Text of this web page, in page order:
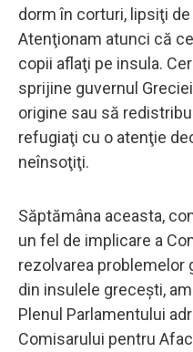
dorm în corturi, lipsiţi
Atenţionam atunci că
copii aflaţi pe insula.
sprijine guvernul
origine sau să
refugiaţi cu o atenţie
neînsoţiţi.
Săptămâna aceasta,
un fel de implicare a
rezolvarea problemelor
din insulele greceşti,
Plenul Parlamentului
Comisarului pentru